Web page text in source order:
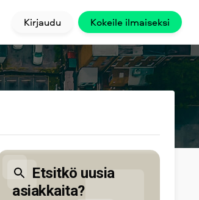
Kirjaudu Kokeile ilmaiseksi
Etsitkö uusia
asiakkaita?